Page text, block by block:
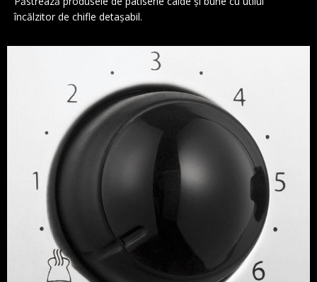
încălzitor de chifle detașabil.